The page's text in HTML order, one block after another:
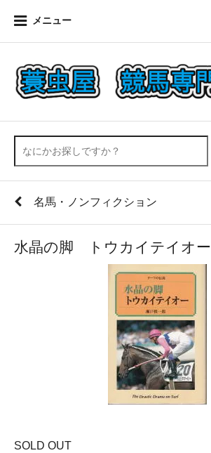
メニュー
名馬・ノンフィクション
水晶の脚 トウカイテイオー
SOLD OUT